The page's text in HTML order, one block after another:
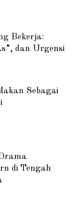
Bekerja:
dan Urgensi
Sebagai
di Tengah